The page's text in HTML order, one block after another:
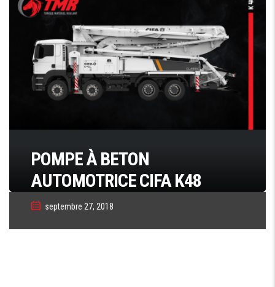
POMPE À BETON
AUTOMOTRICE CIFA K48
septembre 27, 2018